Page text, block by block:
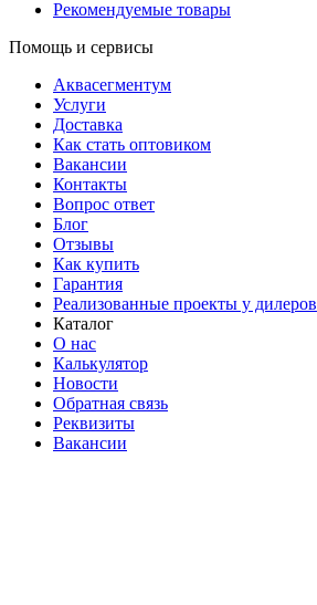
Рекомендуемые товары
Помощь и сервисы
Аквасегментум
Услуги
Доставка
Как стать оптовиком
Вакансии
Контакты
Вопрос ответ
Блог
Отзывы
Как купить
Гарантия
Реализованные проекты у дилеров
Каталог
О нас
Калькулятор
Новости
Обратная связь
Реквизиты
Вакансии